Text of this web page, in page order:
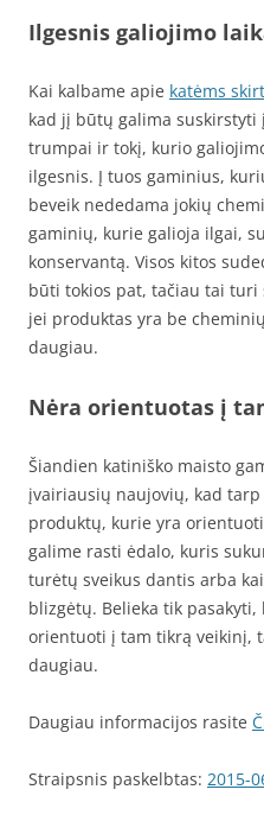
Ilgesnis galiojimo
Kai kalbame apie katėms
kad jį būtų galima
trumpai ir tokį, kurio
ilgesnis. Į tuos gaminius,
beveik nededama jokių
gaminių, kurie galioja ilgai,
konservantą. Visos kitos
būti tokios pat, tačiau tai turi
jei produktas yra be
daugiau.
Nėra orientuotas į
Šiandien katiniško maisto
įvairiausių naujovių, kad
produktų, kurie yra
galime rasti ėdalo, kuris
turėtų sveikus dantis arba
blizgėtų. Belieka tik
orientuoti į tam tikrą veikinį,
daugiau.
Daugiau informacijos rasite
Straipsnis paskelbtas: 2015-